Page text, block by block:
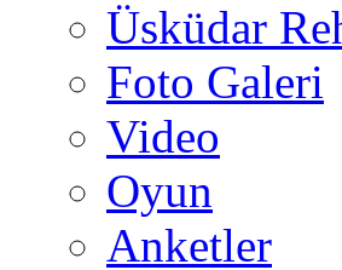
Üsküdar
Foto Galeri
Video
Oyun
Anketler